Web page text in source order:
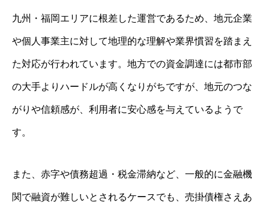
九州・福岡エリアに根差した運営であるため、地元企業
や個人事業主に対して地理的な理解や業界慣習を踏まえ
た対応が行われています。地方での資金調達には都市部
の大手よりハードルが高くなりがちですが、地元のつな
がりや信頼感が、利用者に安心感を与えているようで
す。
また、赤字や債務超過・税金滞納など、一般的に金融機
関で融資が難しいとされるケースでも、売掛債権さえあ